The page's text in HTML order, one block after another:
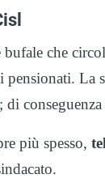
che
pensionati. La
più spesso,